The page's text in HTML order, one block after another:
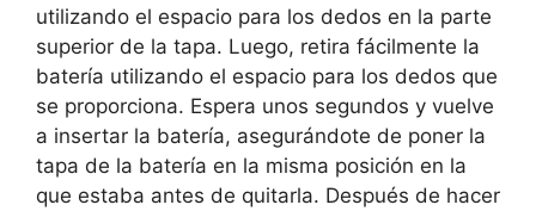
utilizando el espacio para los dedos en la parte
superior de la tapa. Luego, retira fácilmente la
batería utilizando el espacio para los dedos que
se proporciona. Espera unos segundos y vuelve
a insertar la batería, asegurándote de poner la
tapa de la batería en la misma posición en la
que estaba antes de quitarla. Después de hacer